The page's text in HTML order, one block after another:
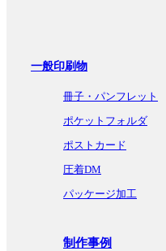
一般印刷物
冊子・パンフレット
ポケットフォルダ
ポストカード
圧着DM
パッケージ加工
制作事例